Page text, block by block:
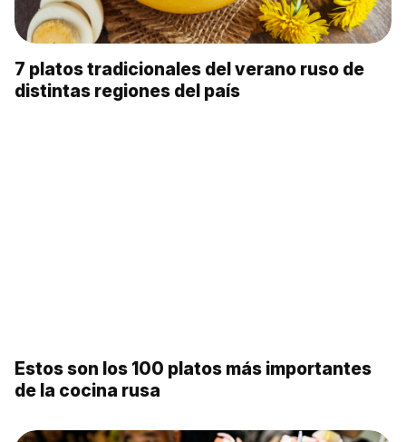
7 platos tradicionales del verano ruso de
distintas regiones del país
Estos son los 100 platos más importantes
de la cocina rusa